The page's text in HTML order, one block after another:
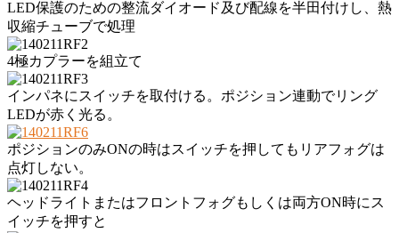
LED保護のための整流ダイオード及び配線を半田付けし、熱
収縮チューブで処理
4極カプラーを組立て
インパネにスイッチを取付ける。ポジション連動でリング
LEDが赤く光る。
ポジションのみONの時はスイッチを押してもリアフォグは
点灯しない。
ヘッドライトまたはフロントフォグもしくは両方ON時にス
イッチを押すと